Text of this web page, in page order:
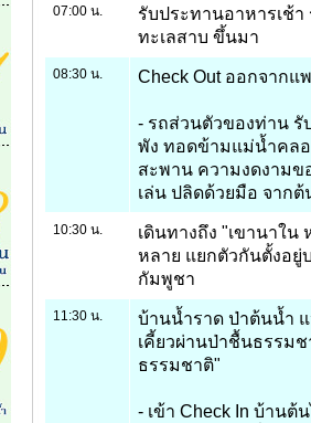
07:00 น.
รับประทานอาหารเช้
ทะเลสาบ ขึ้นมา
08:30 น. Check Out ออกจาก
- รถส่วนตัวของท่าน รั
พัง ทอดข้ามแม่น้ำคล
สะพาน ความงดงาม
เล่น ปลิดด้วยมือ จาก
10:30 น.
เดินทางถึง "เขานาใน
หลาย แยกตัวกันตั้งอยู่
กัมพูชา
11:30 น.
บ้านน้ำราด ป่าต้นน้ำ
เคี้ยวผ่านป่าชื้นธรรม
ธรรมชาติ"
- เข้า Check In บ้าน